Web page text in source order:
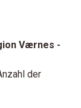
Værnes -
der